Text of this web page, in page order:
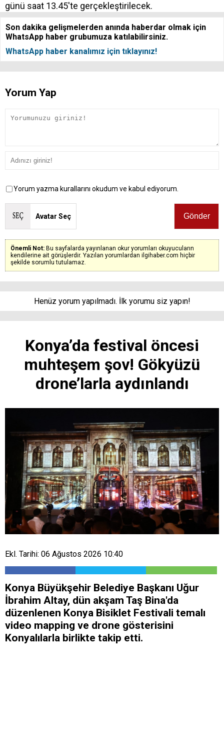
günü saat 13.45'te gerçekleştirilecek.
Son dakika gelişmelerden anında haberdar olmak için
WhatsApp haber grubumuza katılabilirsiniz.
WhatsApp haber kanalımız için tıklayınız!
Yorum Yap
Yorum yazma kurallarını okudum ve kabul ediyorum.
Avatar Seç
Önemli Not: Bu sayfalarda yayınlanan okur yorumları okuyucuların
kendilerine ait görüşlerdir. Yazılan yorumlardan ilgihaber.com hiçbir
şekilde sorumlu tutulamaz.
Henüz yorum yapılmadı. İlk yorumu siz yapın!
Konya’da festival öncesi
muhteşem şov! Gökyüzü
drone’larla aydınlandı
Ekl. Tarihi: 06 Ağustos 2026 10:40
Konya Büyükşehir Belediye Başkanı Uğur
İbrahim Altay, dün akşam Taş Bina'da
düzenlenen Konya Bisiklet Festivali temalı
video mapping ve drone gösterisini
Konyalılarla birlikte takip etti.